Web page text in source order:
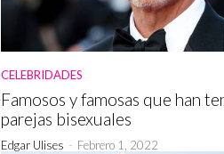
CELEBRIDADES
Famosos y famosas que han
parejas bisexuales
Edgar Ulises - Febrero 1, 2022